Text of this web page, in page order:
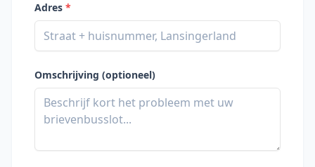
Adres *
Omschrijving (optioneel)